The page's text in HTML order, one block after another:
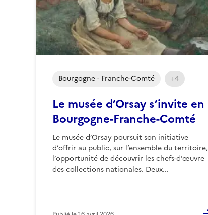
Le musée d’Orsay s’invite en
Bourgogne-Franche-Comté
Le musée d’Orsay poursuit son initiative
d’offrir au public, sur l’ensemble du territoire,
l’opportunité de découvrir les chefs-d’œuvre
des collections nationales. Deux...
Bourgogne - Franche-Comté +4